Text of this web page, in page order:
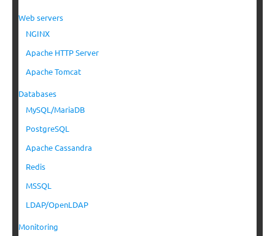
Web servers
NGINX
Apache HTTP Server
Apache Tomcat
Databases
MySQL/MariaDB
PostgreSQL
Apache Cassandra
Redis
MSSQL
LDAP/OpenLDAP
Monitoring